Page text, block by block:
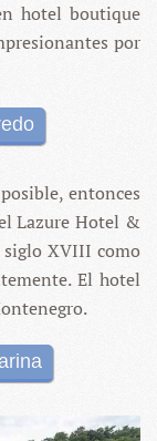
hotel boutique
por
entonces
Lazure Hotel &
XVIII como
El hotel